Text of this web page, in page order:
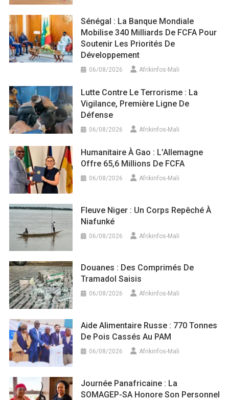
Sénégal : La Banque Mondiale
Mobilise 340 Milliards De FCFA Pour
Soutenir Les Priorités De
Développement
06/08/2026 Afrikinfos-Mali
Lutte Contre Le Terrorisme : La
Vigilance, Première Ligne De
Défense
06/08/2026 Afrikinfos-Mali
Humanitaire À Gao : L’Allemagne
Offre 65,6 Millions De FCFA
06/08/2026 Afrikinfos-Mali
Fleuve Niger : Un Corps Repêché À
Niafunké
06/08/2026 Afrikinfos-Mali
Douanes : Des Comprimés De
Tramadol Saisis
06/08/2026 Afrikinfos-Mali
Aide Alimentaire Russe : 770 Tonnes
De Pois Cassés Au PAM
06/08/2026 Afrikinfos-Mali
Journée Panafricaine : La
SOMAGEP-SA Honore Son Personnel